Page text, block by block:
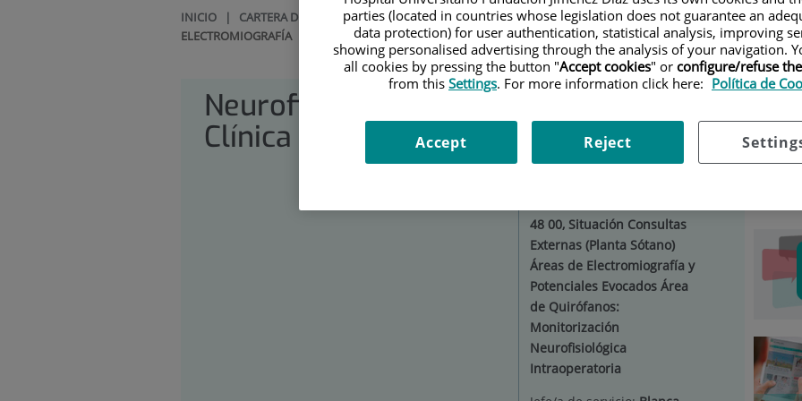
INICIO | CARTERA DE SERVICIOS| NEUROFISIOLOGÍA CLÍNICA| TÉCNICAS|
ELECTROMIOGRAFÍA
Neurofisiología
Clínica
Externas en planta sótano
de la Fundación Jiménez
Díaz y Centro de
48 00, Situación Consultas
Externas (Planta Sótano)
Áreas de Electromiografía y
Potenciales Evocados Área
de Quirófanos:
Monitorización
Neurofisiológica
Intraoperatoria
parties (located in countries whose legislation does not guarantee an
data protection) for user authentication, statistical analysis, improving
showing personalised advertising through the analysis of your navigation.
all cookies by pressing the button "Accept cookies" or configure/refuse
from this Settings. For more information click here: Política de
Reject
Accept